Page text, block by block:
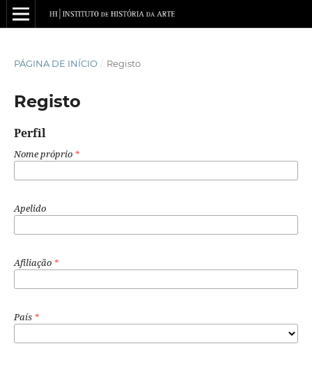
PÁGINA DE INÍCIO / Registo
Registo
Perfil
Nome próprio *
Apelido
Afiliação *
País *